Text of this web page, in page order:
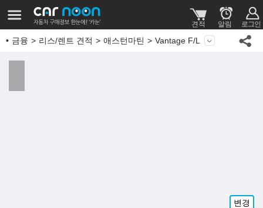
금융 리스/렌트 견적 애스턴마틴 Vantage F/L
변경